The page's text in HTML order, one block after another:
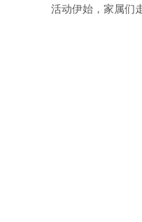
活动伊始，家属们